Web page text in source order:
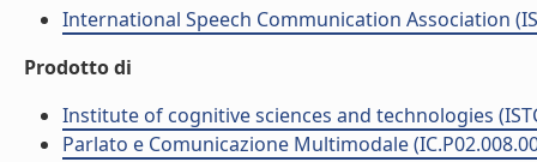
International Speech Communication Association
Prodotto di
Institute of cognitive sciences and technologies
Parlato e Comunicazione Multimodale